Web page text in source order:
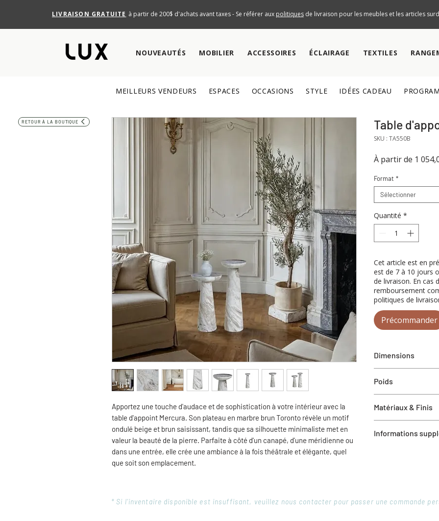
LIVRAISON GRATUITE à partir de 200$ d'achats avant taxes - Se référer aux politiquesde livraison pour les meubles et les articles
NOUVEAUTÉS MOBILIER ACCESSOIRES ÉCLAIRAGE TEXTILES
MEILLEURS VENDEURS ESPACES OCCASIONS STYLE IDÉES CADEAU
RETOUR À LA BOUTIQUE
Apportez une touche d'audace et de sophistication à votre intérieur avec la
table d'appoint Mercura. Son plateau en marbre brun Toronto révèle un motif
ondulé beige et brun saisissant, tandis que sa silhouette minimaliste met en
valeur la beauté de la pierre. Parfaite à côté d'un canapé, d'une méridienne ou
dans une entrée, elle crée une ambiance à la fois théâtrale et élégante, quel
que soit son emplacement.
Table
SKU : TA550B
À partir de 1
Format *
Sélectionner
Quantité *
Cet article est en
est de 7 à 10 jours
de livraison. En cas
remboursement
politiques de
Précommander
Dimensions
Grand :
Poids
Grand : 56.21 lbs
Matériaux & Finis
Informations
* Si l'inventaire disponible est insuffisant, veuillez nous contacter pour passer une commande